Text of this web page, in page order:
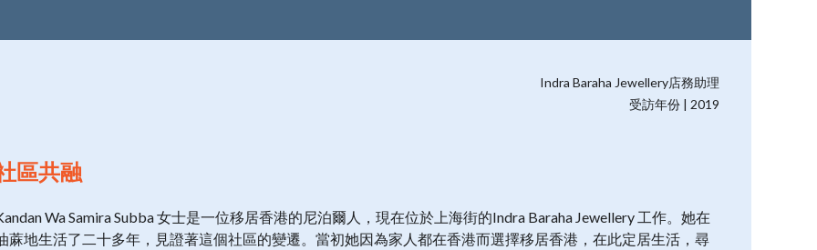
Indra Baraha Jewellery店務助理
受訪年份 | 2019
區共融
Wa Samira Subba 女士是一位移居香港的尼泊爾人，現在位於上海街的Indra Baraha Jewellery 工作。她在
蔴地生活了二十多年，見證著這個社區的變遷。當初她因為家人都在香港而選擇移居香港，在此定居生活，尋